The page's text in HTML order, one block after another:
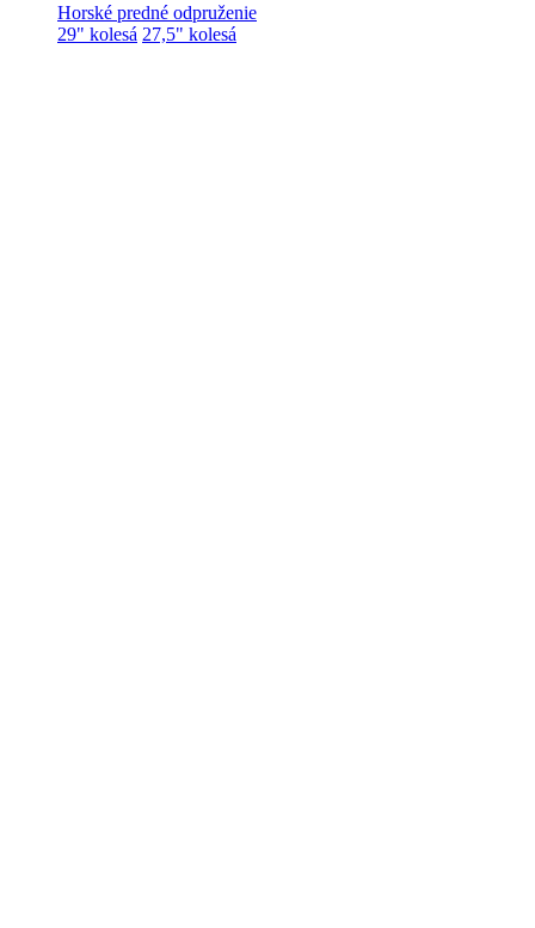
Horské predné odpruženie
29" kolesá 27,5" kolesá